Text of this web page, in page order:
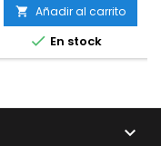
 Añadir al carrito
 En stock
